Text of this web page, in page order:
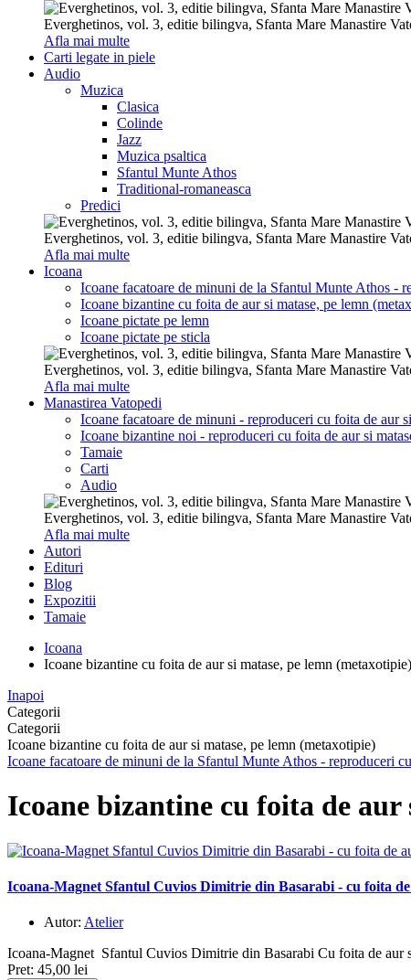
Everghetinos, vol. 3, editie bilingva, Sfanta Mare Manastire
Afla mai multe
Carti legate in piele
Audio
Muzica
Clasica
Colinde
Jazz
Muzica psaltica
Sfantul Munte Athos
Traditional-romaneasca
Predici
Everghetinos, vol. 3, editie bilingva, Sfanta Mare Manastire
Afla mai multe
Icoana
Icoane facatoare de minuni de la Sfantul Munte Athos -
Icoane bizantine cu foita de aur si matase, pe lemn
Icoane pictate pe lemn
Icoane pictate pe sticla
Everghetinos, vol. 3, editie bilingva, Sfanta Mare Manastire
Afla mai multe
Manastirea Vatopedi
Icoane facatoare de minuni - reproduceri cu foita de aur
Icoane bizantine noi - reproduceri cu foita de aur si
Tamaie
Carti
Audio
Everghetinos, vol. 3, editie bilingva, Sfanta Mare Manastire
Afla mai multe
Autori
Edituri
Blog
Expozitii
Tamaie
Icoana
Icoane bizantine cu foita de aur si matase, pe lemn (metaxotipie)
Inapoi
Categorii
Categorii
Icoane bizantine cu foita de aur si matase, pe lemn (metaxotipie)
Icoane facatoare de minuni de la Sfantul Munte Athos - reproduceri
Icoane bizantine cu foita de
Icoana-Magnet Sfantul Cuvios Dimitrie din Basarabi - cu foita
Autor: Atelier
Icoana-Magnet Sfantul Cuvios Dimitrie din Basarabi Cu foita de
Pret: 45,00 lei